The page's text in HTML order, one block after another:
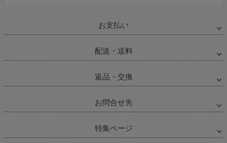
お支払い
配送・送料
返品・交換
お問合せ先
特集ページ